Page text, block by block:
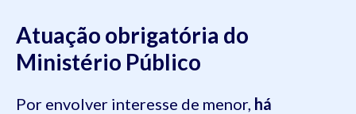
Atuação obrigatória do
Ministério Público
Por envolver interesse de menor, há